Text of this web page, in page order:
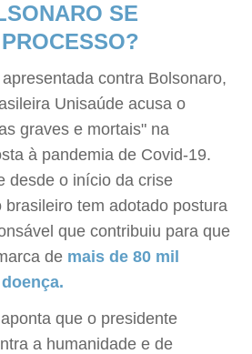
SE
contra Bolsonaro,
Unisaúde acusa o
graves e mortais" na
à pandemia de Covid-19.
desde o início da crise
brasileiro tem adotado postura
que contribuiu para que
de mais de 80 mil
que o presidente
a humanidade e de